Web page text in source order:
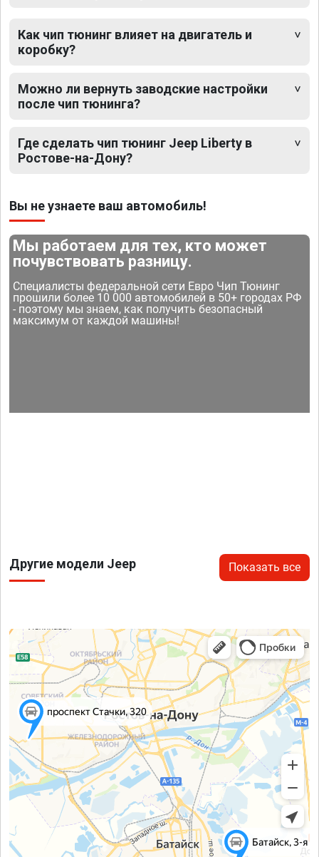
Как чип тюнинг влияет на двигатель и
коробку?
Можно ли вернуть заводские настройки
после чип тюнинга?
Где сделать чип тюнинг Jeep Liberty в
Ростове-на-Дону?
Вы не узнаете ваш автомобиль!
Мы работаем для тех, кто может
почувствовать разницу.
Специалисты федеральной сети Евро Чип Тюнинг
прошили более 10 000 автомобилей в 50+ городах РФ
- поэтому мы знаем, как получить безопасный
максимум от каждой машины!
Другие модели Jeep Показать все